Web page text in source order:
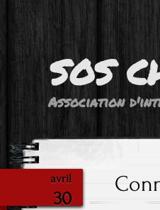
SOS
Association
avril
30